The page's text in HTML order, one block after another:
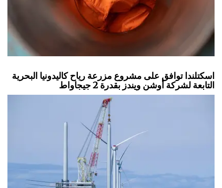
اسكتلندا توافق على مشروع مزرعة رياح كاليدونيا البحرية
التابعة لشركة أوشن ويندز بقدرة 2 جيجاواط